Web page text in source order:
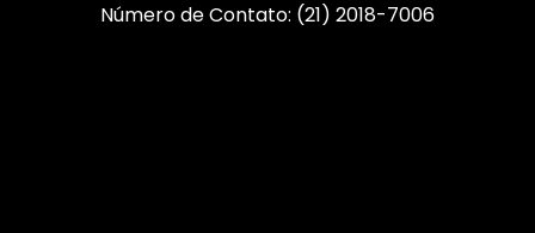
Número de Contato: (21) 2018-7006